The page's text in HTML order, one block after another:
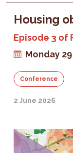
Housing
Episode 3 of
Monday
Conference
2 June 2026